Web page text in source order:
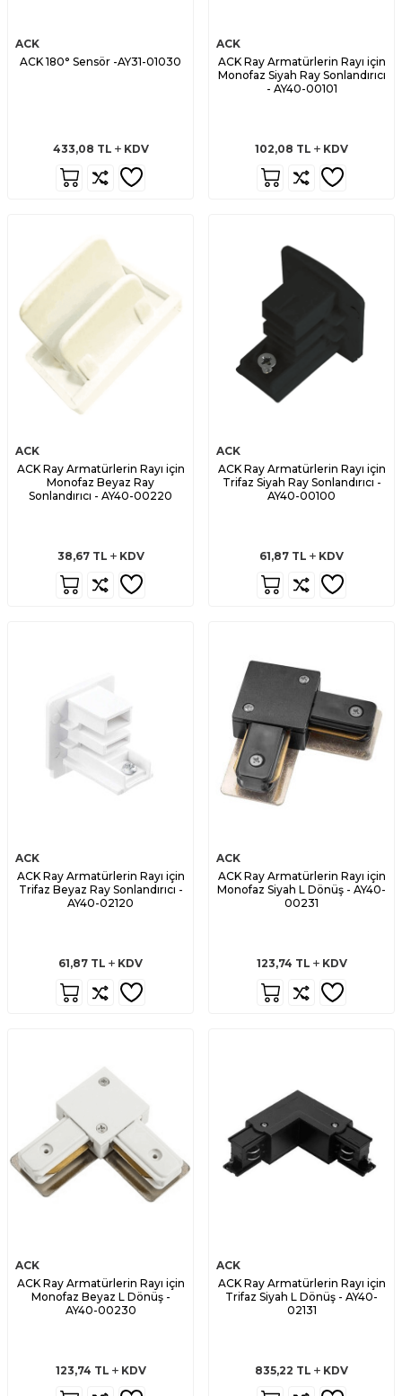
ACK
ACK 180° Sensör -AY31-01030
433,08 TL KDV
ACK
ACK Ray Armatürlerin Rayı için
Monofaz Siyah Ray Sonlandırıcı
- AY40-00101
102,08 TL KDV
ACK
ACK Ray Armatürlerin Rayı için
Monofaz Beyaz Ray
Sonlandırıcı - AY40-00220
38,67TL KDV
ACK
ACK Ray Armatürlerin Rayı için
Trifaz Siyah Ray Sonlandırıcı -
AY40-00100
61,87 TL KDV
ACK
ACK Ray Armatürlerin Rayı için
Trifaz Beyaz Ray Sonlandırıcı -
AY40-02120
61,87 TL KDV
ACK
ACK Ray Armatürlerin Rayı için
Monofaz Siyah L Dönüş - AY40-
00231
123,74 TL KDV
ACK
ACK Ray Armatürlerin Rayı için
Monofaz Beyaz L Dönüş -
AY40-00230
123,74 TL KDV
ACK
ACK Ray Armatürlerin Rayı için
Trifaz Siyah L Dönüş - AY40-
02131
835,22 TL KDV